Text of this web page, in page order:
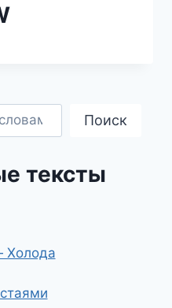
Поиск
тексты
Холода